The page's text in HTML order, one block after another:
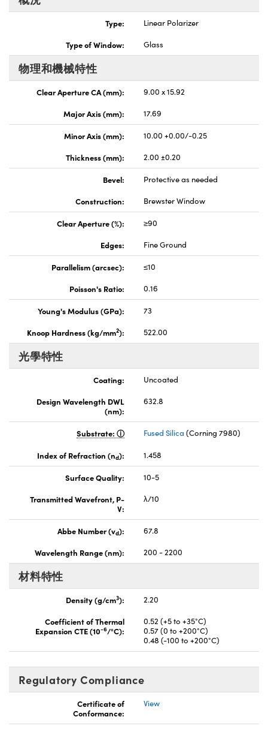
Type:
Linear Polarizer
Type of Window:
Glass
物理和機械特性
Clear Aperture CA (mm):
9.00 x 15.92
Major Axis (mm):
17.69
Minor Axis (mm):
10.00 +0.00/-0.25
Thickness (mm):
2.00 ±0.20
Bevel:
Protective as needed
Construction:
Brewster Window
Clear Aperture (%):
≥90
Edges:
Fine Ground
Parallelism (arcsec):
≤10
Poisson's Ratio:
0.16
Young's Modulus (GPa):
73
Knoop Hardness (kg/mm2): 522.00
光學特性
Coating:
Uncoated
Design Wavelength DWL
(nm):
632.8
Substrate: Fused Silica (Corning 7980)
Index of Refraction (nd): 1.458
Surface Quality:
10-5
Transmitted Wavefront, P-
V:
λ/10
Abbe Number (vd):
67.8
Wavelength Range (nm):
200 - 2200
材料特性
Density (g/cm3):
2.20
Coefficient of Thermal
Expansion CTE (10-6/°C):
0.52 (+5 to +35°C)
0.57 (0 to +200°C)
0.48 (-100 to +200°C)
Regulatory Compliance
Certificate of
Conformance:
View